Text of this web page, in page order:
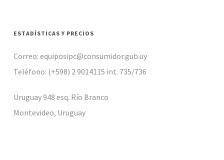
ESTADÍSTICAS Y PRECIOS
Correo: equiposipc@consumidor.gub.uy
Teléfono: (+598) 2 9014115 int. 735/736
Uruguay 948 esq. Río Branco
Montevideo, Uruguay